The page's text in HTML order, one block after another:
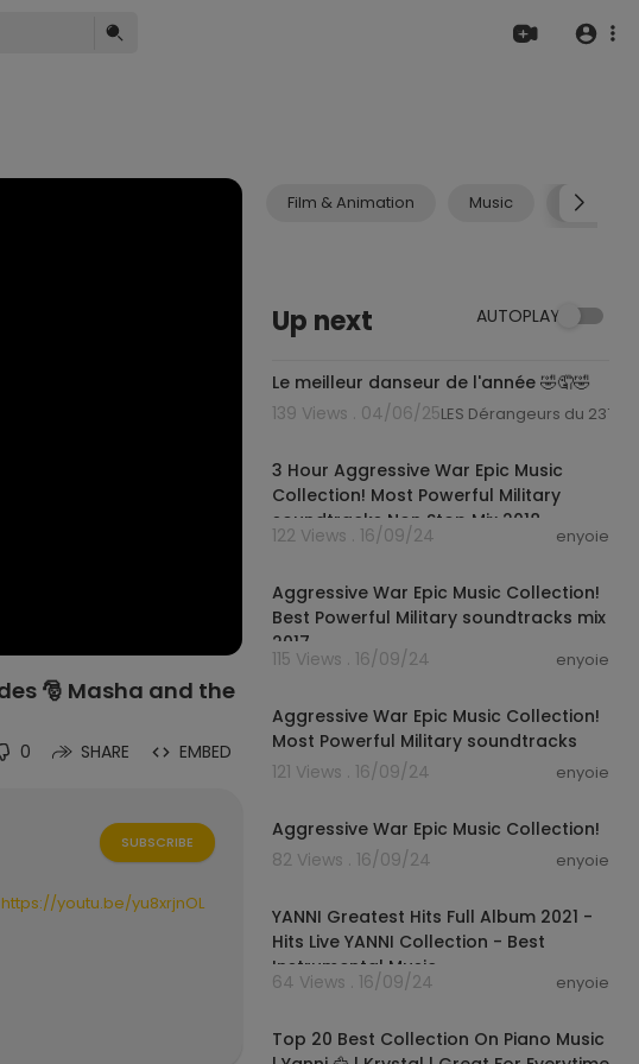
Film & Animation Music Pets &
Up next AUTOPLAY
Le meilleur danseur de l'année 🤣🤦🤣
139 Views . 04/06/25LES Dérangeurs du 237
3 Hour Aggressive War Epic Music
Collection! Most Powerful Military
soundtracks Non Stop Mix 2018
122 Views . 16/09/24 enyoie
Aggressive War Epic Music Collection!
Best Powerful Military soundtracks mix
2017
115 Views . 16/09/24 enyoie
Aggressive War Epic Music Collection!
Most Powerful Military soundtracks
121 Views . 16/09/24
enyoie
Aggressive War Epic Music Collection!
82 Views . 16/09/24
enyoie
YANNI Greatest Hits Full Album 2021 -
Hits Live YANNI Collection - Best
Instrumental Music
64 Views . 16/09/24 enyoie
Top 20 Best Collection On Piano Music
🎅 Masha and the
0 SHARE EMBED
SUBSCRIBE
https://youtu.be/yu8xrjnOL